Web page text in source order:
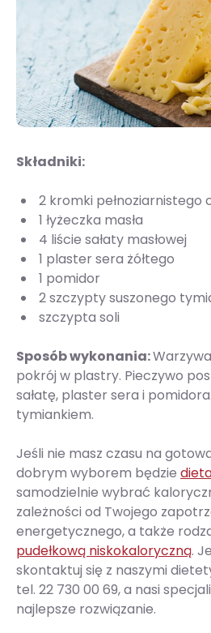
Składniki:
2 kromki pełnoziarnistego
1 łyżeczka masła
4 liście sałaty masłowej
1 plaster sera żółtego
1 pomidor
2 szczypty suszonego
szczypta soli
Sposób wykonania:
pokrój w plastry. Pieczywo
sałatę, plaster sera i
tymiankiem.
Jeśli nie masz czasu na
dobrym wyborem będzie
samodzielnie wybrać
zależności od Twojego
energetycznego, a także
pudełkową niskokaloryczną.
skontaktuj się z naszymi
tel. 22 730 00 69, a nasi
najlepsze rozwiązanie.